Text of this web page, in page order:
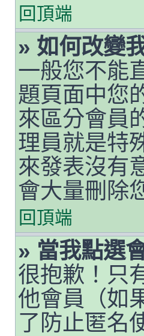
回頂端
» 如何改變
一般您不能
題頁面中您
來區分會員
理員就是特
來發表沒有
會大量刪除
回頂端
» 當我點選
很抱歉！只
他會員（如
了防止匿名